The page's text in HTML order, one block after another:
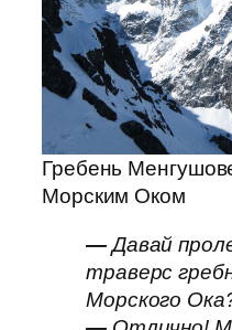
Гребень
Морским Оком
—Давай
траверс
Морского